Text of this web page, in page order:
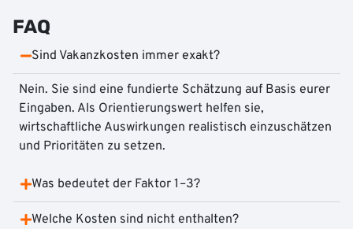
FAQ
Sind Vakanzkosten immer exakt?
Nein. Sie sind eine fundierte Schätzung auf Basis eurer
Eingaben. Als Orientierungswert helfen sie,
wirtschaftliche Auswirkungen realistisch einzuschätzen
und Prioritäten zu setzen.
Was bedeutet der Faktor 1–3?
Welche Kosten sind nicht enthalten?